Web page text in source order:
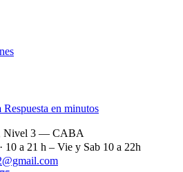
Respuesta en minutos
Nivel 3 — CABA
10 a 21 h – Vie y Sab 10 a 22h